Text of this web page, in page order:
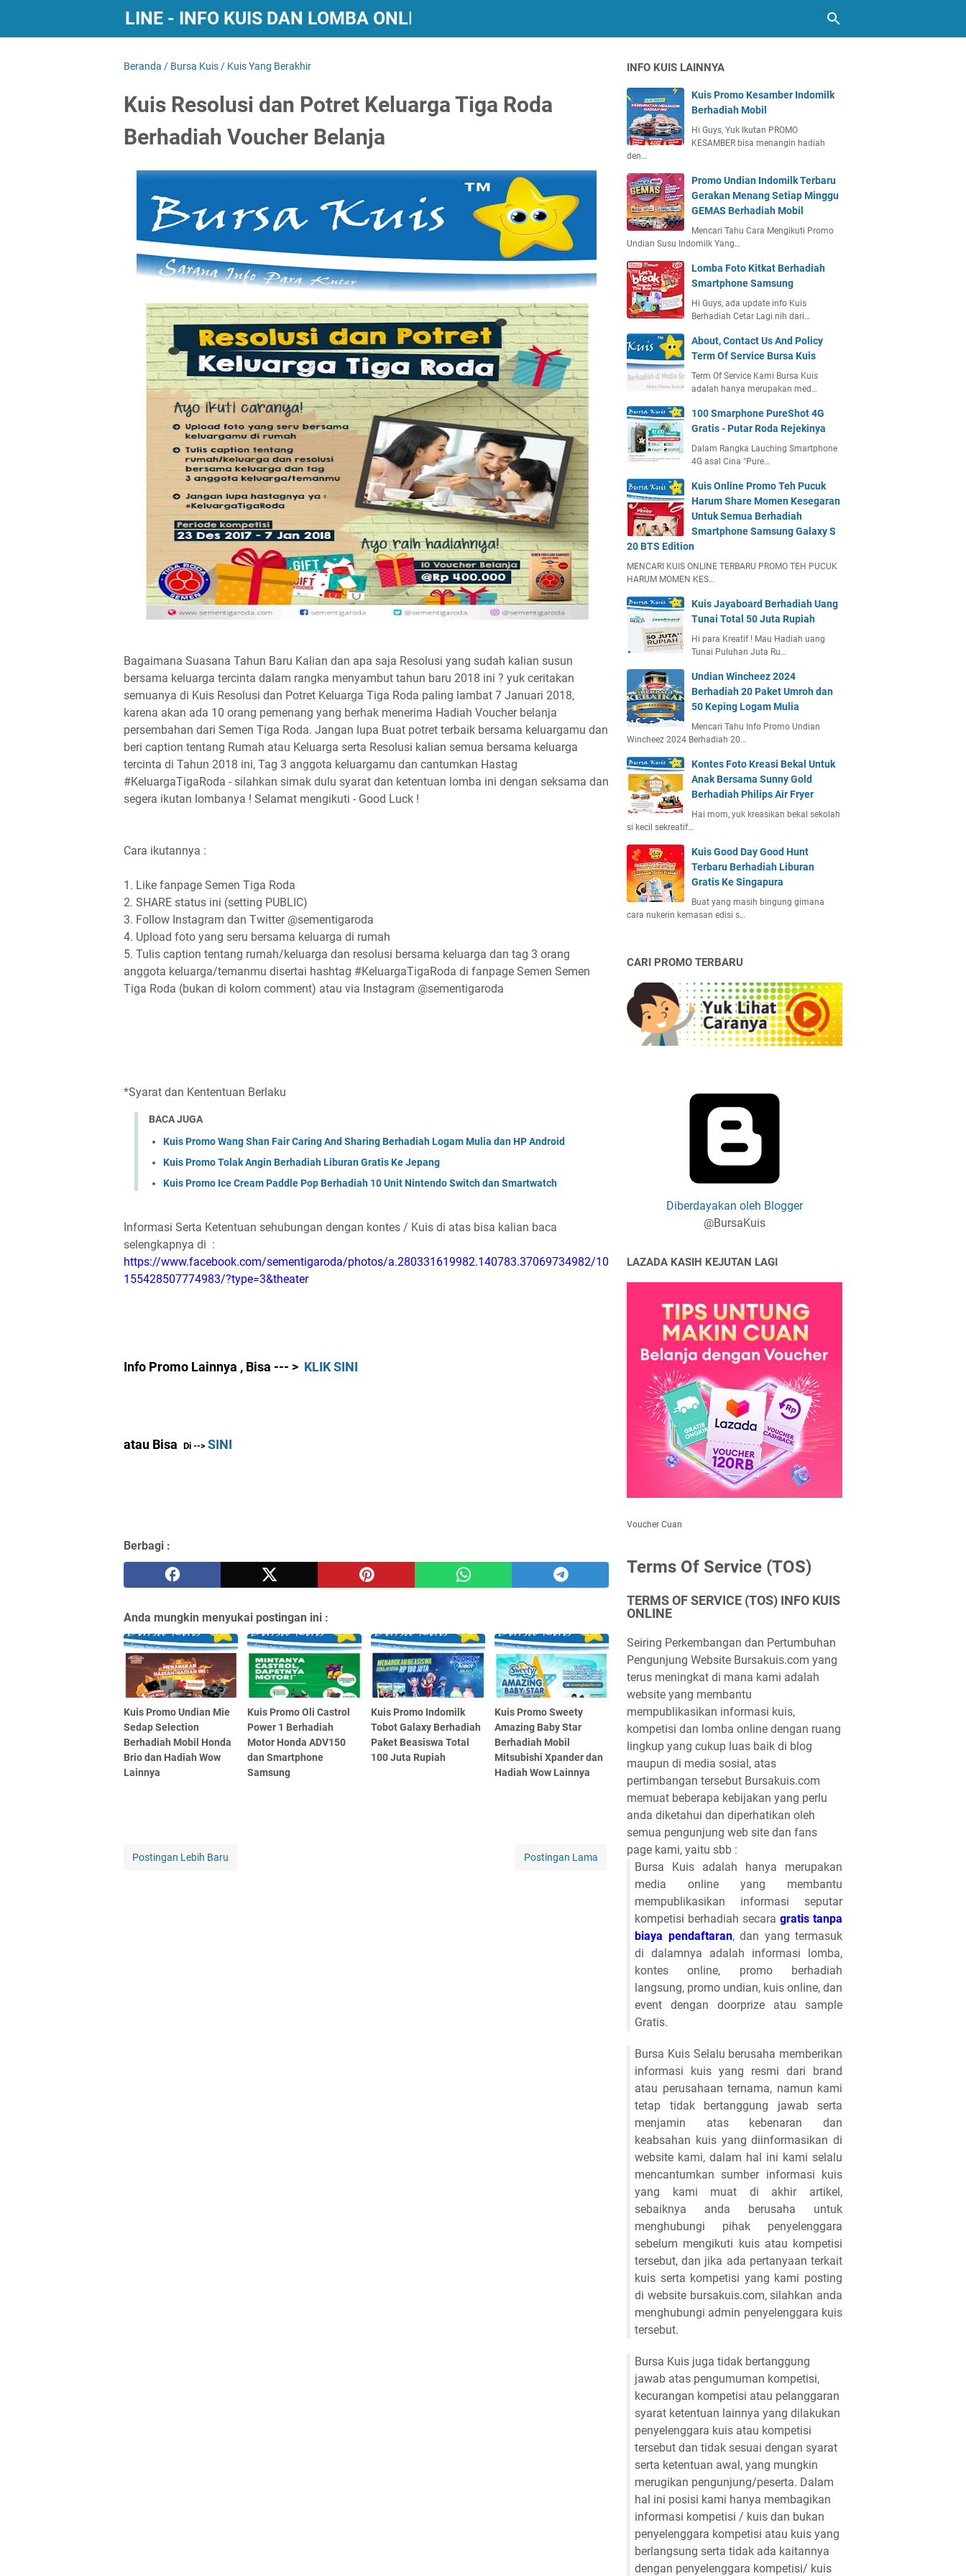
KUIS ONLINE - INFO KUIS DAN LOMBA ONLINE BERHADIAH
Beranda / Bursa Kuis / Kuis Yang Berakhir
Kuis Resolusi dan Potret Keluarga Tiga Roda
Berhadiah Voucher Belanja
Bagaimana Suasana Tahun Baru Kalian dan apa saja Resolusi yang sudah kalian susun
bersama keluarga tercinta dalam rangka menyambut tahun baru 2018 ini ? yuk ceritakan
semuanya di Kuis Resolusi dan Potret Keluarga Tiga Roda paling lambat 7 Januari 2018,
karena akan ada 10 orang pemenang yang berhak menerima Hadiah Voucher belanja
persembahan dari Semen Tiga Roda. Jangan lupa Buat potret terbaik bersama keluargamu dan
beri caption tentang Rumah atau Keluarga serta Resolusi kalian semua bersama keluarga
tercinta di Tahun 2018 ini, Tag 3 anggota keluargamu dan cantumkan Hastag
#KeluargaTigaRoda - silahkan simak dulu syarat dan ketentuan lomba ini dengan seksama dan
segera ikutan lombanya ! Selamat mengikuti - Good Luck !
Cara ikutannya :
1. Like fanpage Semen Tiga Roda
2. SHARE status ini (setting PUBLIC)
3. Follow Instagram dan Twitter @sementigaroda
4. Upload foto yang seru bersama keluarga di rumah
5. Tulis caption tentang rumah/keluarga dan resolusi bersama keluarga dan tag 3 orang
anggota keluarga/temanmu disertai hashtag #KeluargaTigaRoda di fanpage Semen Semen
Tiga Roda (bukan di kolom comment) atau via Instagram @sementigaroda
*Syarat dan Kententuan Berlaku
BACA JUGA
Kuis Promo Wang Shan Fair Caring And Sharing Berhadiah Logam Mulia dan HP Android
Kuis Promo Tolak Angin Berhadiah Liburan Gratis Ke Jepang
Kuis Promo Ice Cream Paddle Pop Berhadiah 10 Unit Nintendo Switch dan Smartwatch
Informasi Serta Ketentuan sehubungan dengan kontes / Kuis di atas bisa kalian baca
selengkapnya di :
https://www.facebook.com/sementigaroda/photos/a.280331619982.140783.37069734982/10
155428507774983/?type=3&theater
Info Promo Lainnya , Bisa --- > KLIK SINI
atau Bisa Di --> SINI
Berbagi :
Anda mungkin menyukai postingan ini :
Kuis Promo Undian Mie
Sedap Selection
Berhadiah Mobil Honda
Brio dan Hadiah Wow
Lainnya
Kuis Promo Oli Castrol
Power 1 Berhadiah
Motor Honda ADV150
dan Smartphone
Samsung
Kuis Promo Indomilk
Tobot Galaxy Berhadiah
Paket Beasiswa Total
100 Juta Rupiah
Kuis Promo Sweety
Amazing Baby Star
Berhadiah Mobil
Mitsubishi Xpander dan
Hadiah Wow Lainnya
Postingan Lebih Baru Postingan Lama
INFO KUIS LAINNYA
Kuis Promo Kesamber Indomilk
Berhadiah Mobil
Hi Guys, Yuk Ikutan PROMO
KESAMBER bisa menangin hadiah
den…
Promo Undian Indomilk Terbaru
Gerakan Menang Setiap Minggu
GEMAS Berhadiah Mobil
Mencari Tahu Cara Mengikuti Promo
Undian Susu Indomilk Yang…
Lomba Foto Kitkat Berhadiah
Smartphone Samsung
Hi Guys, ada update info Kuis
Berhadiah Cetar Lagi nih dari…
About, Contact Us And Policy
Term Of Service Bursa Kuis
Term Of Service Kami Bursa Kuis
adalah hanya merupakan med…
100 Smarphone PureShot 4G
Gratis - Putar Roda Rejekinya
Dalam Rangka Lauching Smartphone
4G asal Cina "Pure…
Kuis Online Promo Teh Pucuk
Harum Share Momen Kesegaran
Untuk Semua Berhadiah
Smartphone Samsung Galaxy S
20 BTS Edition
MENCARI KUIS ONLINE TERBARU PROMO TEH PUCUK
HARUM MOMEN KES…
Kuis Jayaboard Berhadiah Uang
Tunai Total 50 Juta Rupiah
Hi para Kreatif ! Mau Hadiah uang
Tunai Puluhan Juta Ru…
Undian Wincheez 2024
Berhadiah 20 Paket Umroh dan
50 Keping Logam Mulia
Mencari Tahu Info Promo Undian
Wincheez 2024 Berhadiah 20…
Kontes Foto Kreasi Bekal Untuk
Anak Bersama Sunny Gold
Berhadiah Philips Air Fryer
Hai mom, yuk kreasikan bekal sekolah
si kecil sekreatif…
Kuis Good Day Good Hunt
Terbaru Berhadiah Liburan
Gratis Ke Singapura
Buat yang masih bingung gimana
cara nukerin kemasan edisi s…
CARI PROMO TERBARU
Diberdayakan oleh Blogger
@BursaKuis
LAZADA KASIH KEJUTAN LAGI
Voucher Cuan
Terms Of Service (TOS)
TERMS OF SERVICE (TOS) INFO KUIS
ONLINE
Seiring Perkembangan dan Pertumbuhan
Pengunjung Website Bursakuis.com yang
terus meningkat di mana kami adalah
website yang membantu
mempublikasikan informasi kuis,
kompetisi dan lomba online dengan ruang
lingkup yang cukup luas baik di blog
maupun di media sosial, atas
pertimbangan tersebut Bursakuis.com
memuat beberapa kebijakan yang perlu
anda diketahui dan diperhatikan oleh
semua pengunjung web site dan fans
page kami, yaitu sbb :
Bursa Kuis adalah hanya merupakan
media online yang membantu
mempublikasikan informasi seputar
kompetisi berhadiah secara gratis tanpa
biaya pendaftaran, dan yang termasuk
di dalamnya adalah informasi lomba,
kontes online, promo berhadiah
langsung, promo undian, kuis online, dan
event dengan doorprize atau sample
Gratis.
Bursa Kuis Selalu berusaha memberikan
informasi kuis yang resmi dari brand
atau perusahaan ternama, namun kami
tetap tidak bertanggung jawab serta
menjamin atas kebenaran dan
keabsahan kuis yang diinformasikan di
website kami, dalam hal ini kami selalu
mencantumkan sumber informasi kuis
yang kami muat di akhir artikel,
sebaiknya anda berusaha untuk
menghubungi pihak penyelenggara
sebelum mengikuti kuis atau kompetisi
tersebut, dan jika ada pertanyaan terkait
kuis serta kompetisi yang kami posting
di website bursakuis.com, silahkan anda
menghubungi admin penyelenggara kuis
tersebut.
Bursa Kuis juga tidak bertanggung
jawab atas pengumuman kompetisi,
kecurangan kompetisi atau pelanggaran
syarat ketentuan lainnya yang dilakukan
penyelenggara kuis atau kompetisi
tersebut dan tidak sesuai dengan syarat
serta ketentuan awal, yang mungkin
merugikan pengunjung/peserta. Dalam
hal ini posisi kami hanya membagikan
informasi kompetisi / kuis dan bukan
penyelenggara kompetisi atau kuis yang
berlangsung serta tidak ada kaitannya
dengan penyelenggara kompetisi/ kuis